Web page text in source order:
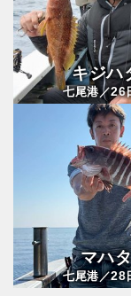
キジハ
七尾港／26
マハ
七尾港／28